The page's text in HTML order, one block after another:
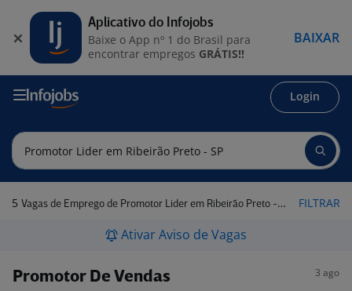
Login
5 Vagas de Emprego de Promotor Lider em Ribeirão Preto - SP FILTRAR
Ativar Aviso de Vagas
Promotor De Vendas 3 ago
Aplicativo do Infojobs
Baixe o App nº 1 do Brasil para
encontrar empregos GRÁTIS!!
BAIXAR